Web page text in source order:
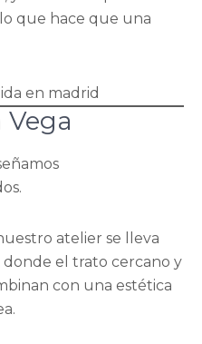
que hace que una
Vega
atelier se lleva
el trato cercano y
con una estética